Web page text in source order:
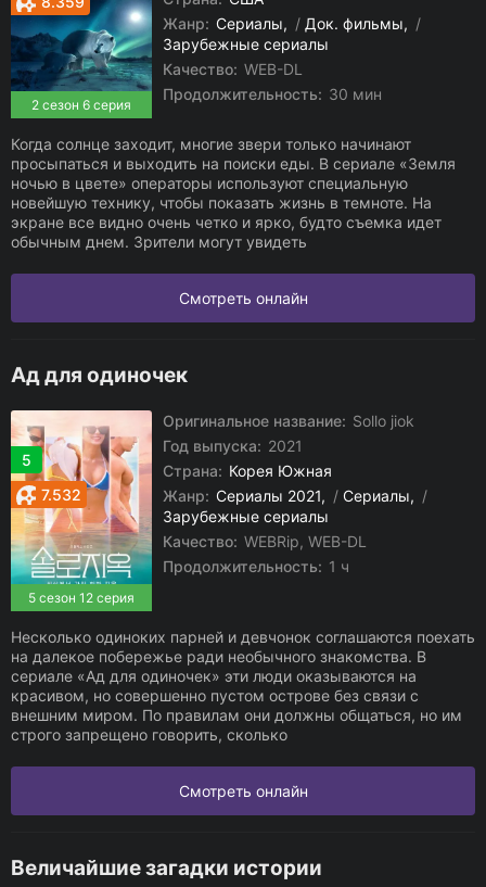
2 сезон 6 серия
Жанр: Сериалы / Док. фильмы
/
Зарубежные сериалы
Качество: WEB-DL
Продолжительность: 30 мин
Когда солнце заходит, многие звери только начинают
просыпаться и выходить на поиски еды. В сериале «Земля
ночью в цвете» операторы используют специальную
новейшую технику, чтобы показать жизнь в темноте. На
экране все видно очень четко и ярко, будто съемка идет
обычным днем. Зрители могут увидеть
Смотреть онлайн
Ад для одиночек
5
5 сезон 12 серия
7.532
Оригинальное название: Sollo jiok
Год выпуска: 2021
Страна: Корея Южная
Жанр: Сериалы 2021 / Сериалы
/
Зарубежные сериалы
Качество: WEBRip, WEB-DL
Продолжительность: 1 ч
Несколько одиноких парней и девчонок соглашаются поехать
на далекое побережье ради необычного знакомства. В
сериале «Ад для одиночек» эти люди оказываются на
красивом, но совершенно пустом острове без связи с
внешним миром. По правилам они должны общаться, но им
строго запрещено говорить, сколько
Смотреть онлайн
Величайшие загадки истории